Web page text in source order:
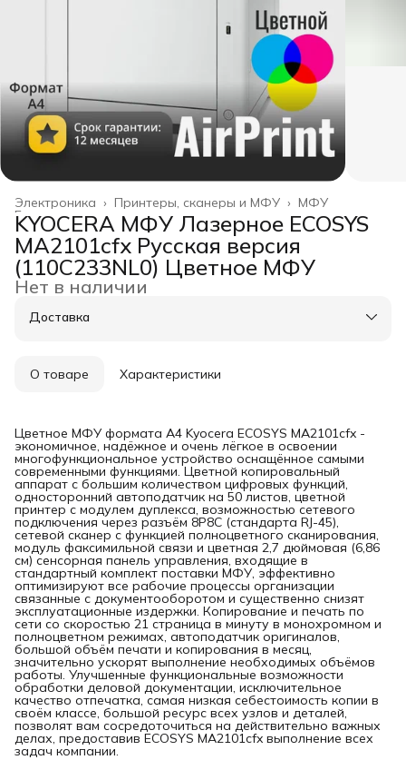
МФУ
Принтеры, сканеры и МФУ ›
Электроника ›
Главная ›
KYOCERA МФУ Лазерное ECOSYS
MA2101cfx Русская версия
(110C233NL0) Цветное МФУ
Нет в наличии
Доставка
О товаре Характеристики
Цветное МФУ формата A4 Kyocera ECOSYS MA2101cfx -
экономичное, надёжное и очень лёгкое в освоении
многофункциональное устройство оснащённое самыми
современными функциями. Цветной копировальный
аппарат с большим количеством цифровых функций,
односторонний автоподатчик на 50 листов, цветной
принтер с модулем дуплекса, возможностью сетевого
подключения через разъём 8P8C (стандарта RJ-45),
сетевой сканер с функцией полноцветного сканирования,
модуль факсимильной связи и цветная 2,7 дюймовая (6,86
см) сенсорная панель управления, входящие в
стандартный комплект поставки МФУ, эффективно
оптимизируют все рабочие процессы организации
связанные с документооборотом и существенно снизят
эксплуатационные издержки. Копирование и печать по
сети со скоростью 21 страница в минуту в монохромном и
полноцветном режимах, автоподатчик оригиналов,
большой объём печати и копирования в месяц,
значительно ускорят выполнение необходимых объёмов
работы. Улучшенные функциональные возможности
обработки деловой документации, исключительное
качество отпечатка, самая низкая себестоимость копии в
своём классе, большой ресурс всех узлов и деталей,
позволят вам сосредоточиться на действительно важных
делах, предоставив ECOSYS MA2101cfx выполнение всех
задач компании.